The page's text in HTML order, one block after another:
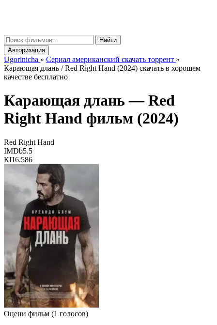
Найти
Авторизация
Ugorinicha » Сериал американский скачать торрент »
Карающая длань / Red Right Hand (2024) скачать в хорошем
качестве бесплатно
Карающая длань —Red
Right Hand фильм (2024)
Red Right Hand
IMDb5.5
КП6.586
Оцени фильм (1 голосов)